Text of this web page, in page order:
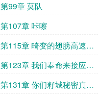
第99章 莫队
第107章 咔嚓
第115章 畸变的翅膀高速扇
动
第123章 我们奉命来接应萤
城的撤离队伍
第131章 你们籽城秘密真的